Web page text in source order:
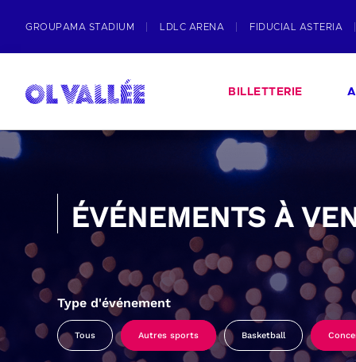
GROUPAMA STADIUM LDLC ARENA FIDUCIAL ASTERIA
BILLETTERIE
ÉVÉNEMENTS À
Type d'événement
Tous Autres sports Basketball